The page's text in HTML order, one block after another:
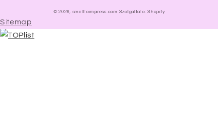
© 2026, smelltoimpress.com Szolgáltató: Shopify
Sitemap